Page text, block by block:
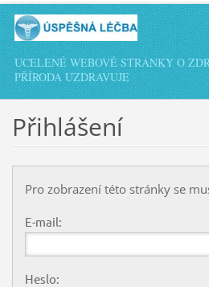
UCELENÉ WEBOVÉ STRÁNKY O
PŘÍRODA UZDRAVUJE
Přihlášení
Pro zobrazení této stránky se
E-mail:
Heslo: